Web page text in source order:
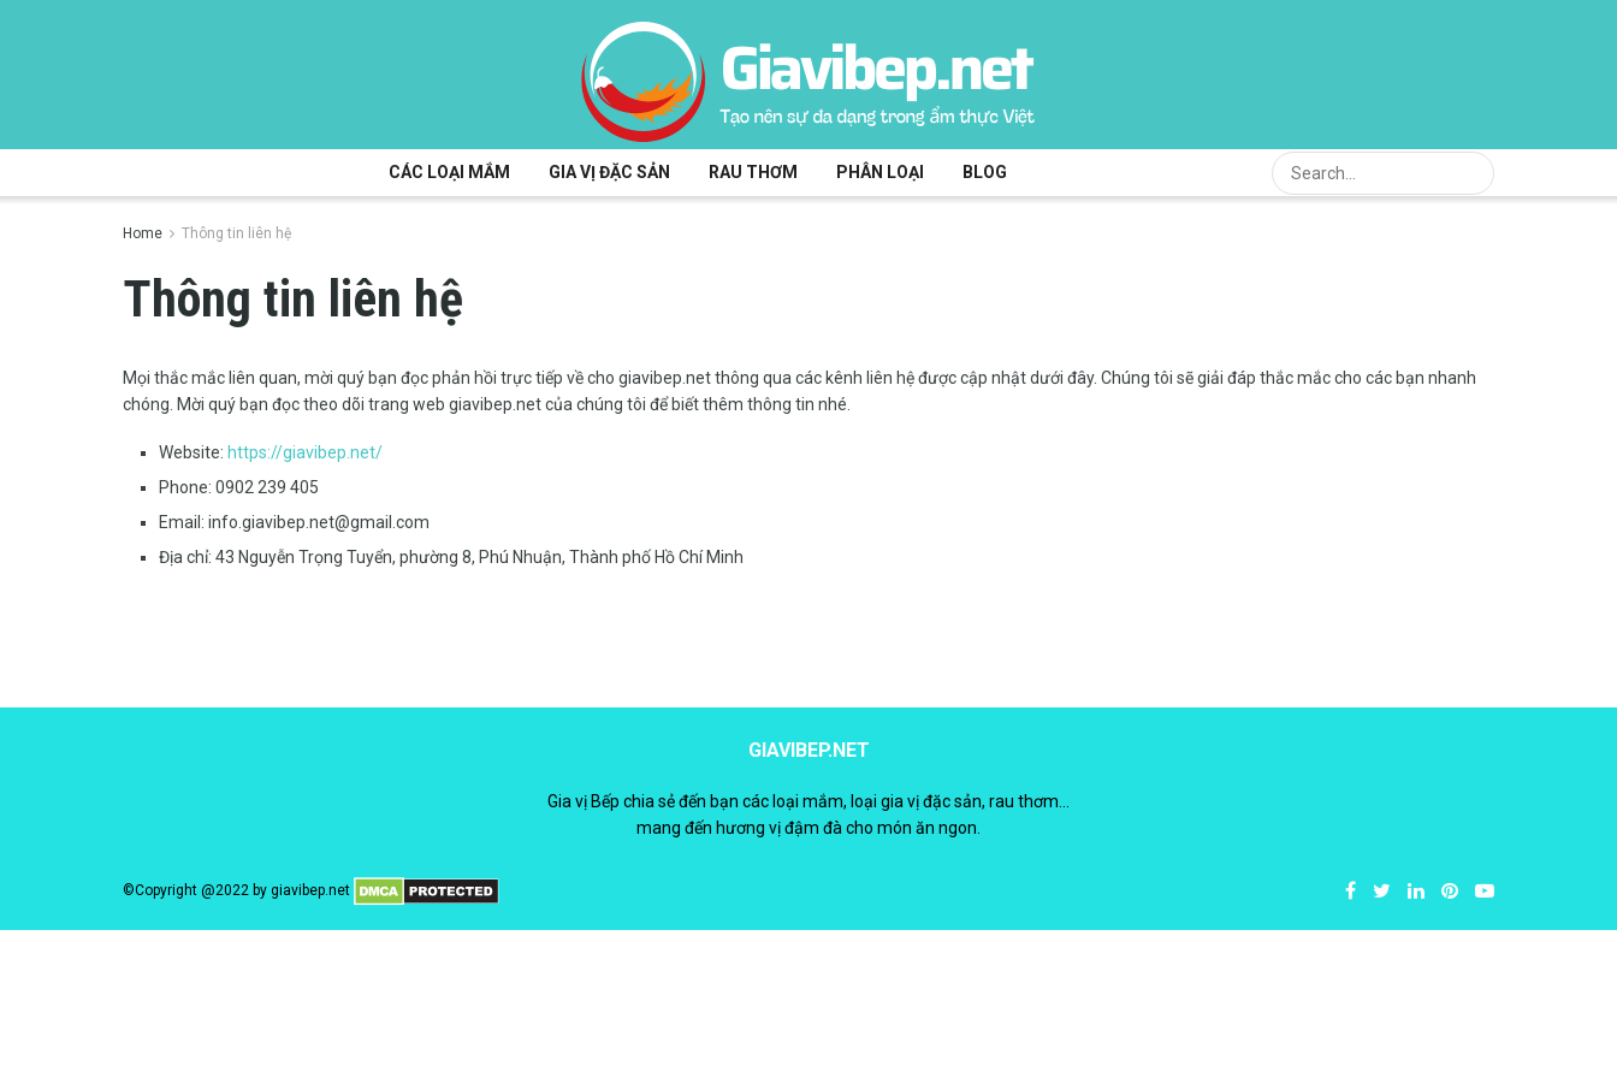
CÁC LOẠI MẮM GIA VỊ ĐẶC SẢN RAU THƠM PHÂN LOẠI BLOG
Home Thông tin liên hệ
Thông tin liên hệ
Mọi thắc mắc liên quan, mời quý bạn đọc phản hồi trực tiếp về cho giavibep.net thông qua các kênh liên hệ được cập nhật dưới đây. Chúng tôi sẽ giải đáp thắc mắc cho các bạn nhanh
chóng. Mời quý bạn đọc theo dõi trang web giavibep.net của chúng tôi để biết thêm thông tin nhé.
Website: https://giavibep.net/
Phone: 0902 239 405
Email: info.giavibep.net@gmail.com
Địa chỉ: 43 Nguyễn Trọng Tuyển, phường 8, Phú Nhuận, Thành phố Hồ Chí Minh
GIAVIBEP.NET
Gia vị Bếp chia sẻ đến bạn các loại mắm, loại gia vị đặc sản, rau thơm...
mang đến hương vị đậm đà cho món ăn ngon.
©Copyright @2022 by giavibep.net